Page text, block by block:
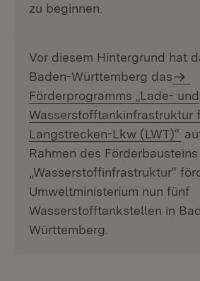
zu beginnen.
Vor diesem Hintergrund hat
Baden-Württemberg das
Förderprogramms „Lade- und
Wasserstofftankinfrastruktur
Langstrecken-Lkw (LWT)“
Rahmen des Förderbausteins
„Wasserstoffinfrastruktur“
Umweltministerium nun fünf
Wasserstofftankstellen in
Württemberg.